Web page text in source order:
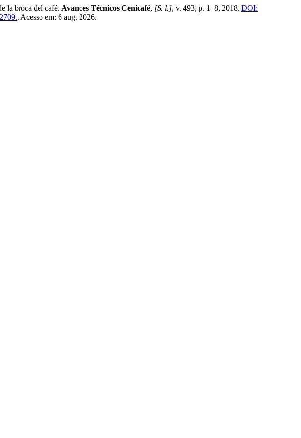
la broca del café. Avances Técnicos Cenicafé, [S. l.], v. 493, p. 1–8, 2018. DOI:
. Acesso em: 6 aug. 2026.